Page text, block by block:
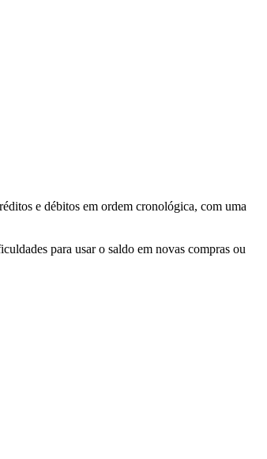
e débitos em ordem cronológica, com uma
para usar o saldo em novas compras ou